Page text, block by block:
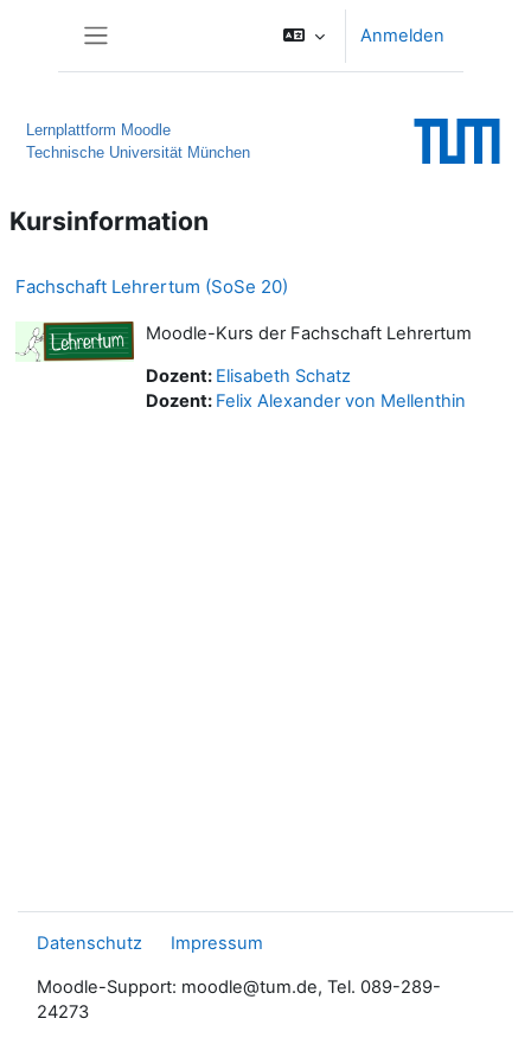
Anmelden
Lernplattform Moodle
Technische Universität München
Kursinformation
Fachschaft Lehrertum (SoSe 20)
Moodle-Kurs der Fachschaft Lehrertum
Dozent: Elisabeth Schatz
Dozent: Felix Alexander von Mellenthin
Datenschutz Impressum
Moodle-Support: moodle@tum.de, Tel. 089-289-
24273